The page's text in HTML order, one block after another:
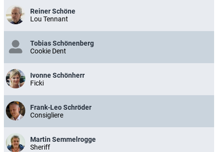
Reiner Schöne
Lou Tennant
Tobias Schönenberg
Cookie Dent
Ivonne Schönherr
Ficki
Frank-Leo Schröder
Consigliere
Martin Semmelrogge
Sheriff